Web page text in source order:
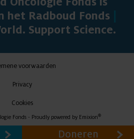
het Radboud Fonds
Support Science.
Fonds - Proudly powered by Emixion®
voorwaarden
Privacy
Cookies
Doneren